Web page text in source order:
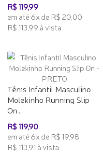
R$ 119,99
em até 6x de R$ 20,00
R$ 113,99 à vista
Tênis Infantil Masculino
Molekinho Running Slip
On...
R$ 119,90
em até 6x de R$ 19,98
R$ 113,91 à vista